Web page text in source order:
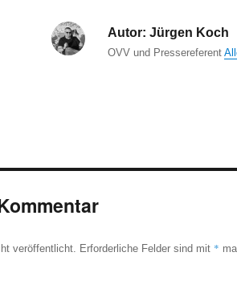
Autor: Jürgen Koch
OVV und Pressereferent
veröffentlicht. Erforderliche Felder sind mit *